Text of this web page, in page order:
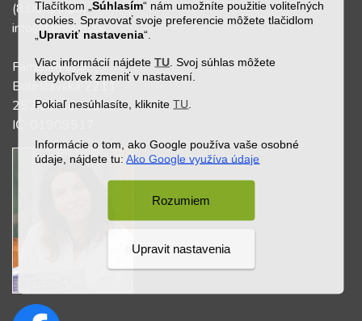
Tlačítkom „Súhlasím“ nám umožníte použitie voliteľných
cookies. Spravovať svoje preferencie môžete tlačidlom
„Upraviť nastavenia“.
Viac informácií nájdete TU . Svoj súhlas môžete
kedykoľvek zmeniť v nastavení.
Pokiaľ nesúhlasíte, klikniteTU
Informácie o tom, ako Google používa vaše osobné
údaje, nájdete tu: Ako Google využíva údaje
Rozumiem
Upravit nastavenia
(8:00-16:00)
info@familium.sk
Familium s.r.o.
Boleslavská 2211
252 28 Černošice
IČ: 01909517